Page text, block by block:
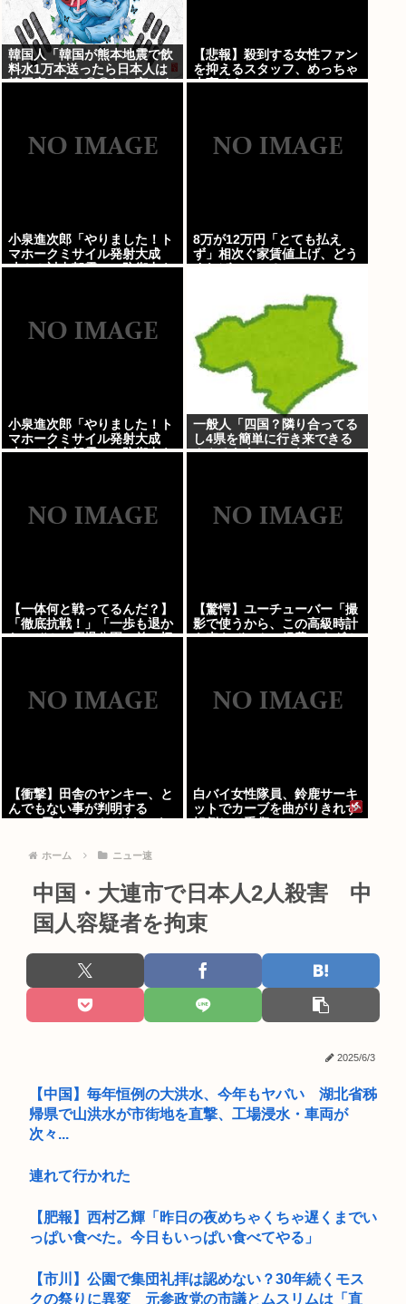
韓国人「韓国が熊本地震で飲
料水1万本送ったら日本人は
韓国産の水は〇〇だと言いま
【悲報】殺到する女性ファン
を抑えるスタッフ、めっちゃ
大変そうwww
小泉進次郎「やりました！ト
マホークミサイル発射大成
功！！対中朝露への防衛力を
8万が12万円「とても払え
ず」相次ぐ家賃値上げ、どう
小泉進次郎「やりました！ト
マホークミサイル発射大成
功！！対中朝露への防衛力を
一般人「四国？隣り合ってる
し4県を簡単に行き来できる
んやろなあ」←これwww
【一体何と戦ってるんだ？】
「徹底抗戦！」「一歩も退か
ないぞ！」原爆公園の前の極
【驚愕】ユーチューバー「撮
影で使うから、この高級時計
も車もぜ～んぶ経費でタダ！
【衝撃】田舎のヤンキー、と
んでもない事が判明する
の？もしかして…
白バイ女性隊員、鈴鹿サーキ
ットでカーブを曲がりきれず
ホーム ニュー速
中国・大連市で日本人2人殺害 中
国人容疑者を拘束
2025/6/3
【中国】毎年恒例の大洪水、今年もヤバい 湖北省秭
帰県で山洪水が市街地を直撃、工場浸水・車両が
次々...
連れて行かれた
【肥報】西村乙輝「昨日の夜めちゃくちゃ遅くまでい
っぱい食べた。今日もいっぱい食べてやる」
【市川】公園で集団礼拝は認めない？30年続くモス
クの祭りに異変 元参政党の市議とムスリムは「直